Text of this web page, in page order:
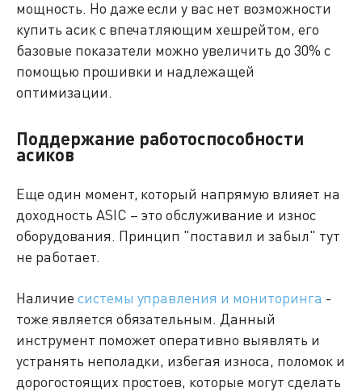
мощность. Но даже если у вас нет возможности
купить асик с впечатляющим хешрейтом, его
базовые показатели можно увеличить до 30% с
помощью прошивки и надлежащей
оптимизации.
Поддержание работоспособности
асиков
Еще один момент, который напрямую влияет на
доходность ASIC – это обслуживание и износ
оборудования. Принцип "поставил и забыл" тут
не работает.
Наличие системы управления и мониторинга -
тоже является обязательным. Данный
инструмент поможет оперативно выявлять и
устранять неполадки, избегая износа, поломок и
дорогостоящих простоев, которые могут сделать